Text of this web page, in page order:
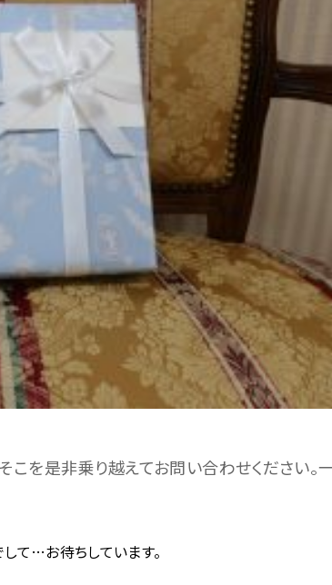
を是非乗り越えてお問い合わせください。
て…お待ちしています。